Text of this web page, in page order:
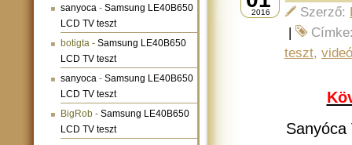
sanyoca - Samsung LE40B650
LCD TV teszt
botigta - Samsung LE40B650
LCD TV teszt
sanyoca - Samsung LE40B650
LCD TV teszt
BigRob - Samsung LE40B650
LCD TV teszt
2016
Szerző:
|
teszt,
Sanyóca